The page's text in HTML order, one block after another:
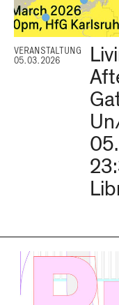
VERANSTALTUNG
05.03.2026